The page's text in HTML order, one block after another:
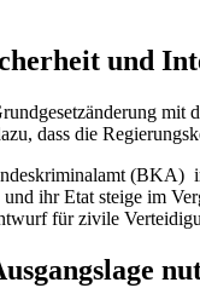
und
mit
dass die
(BKA)
und ihrEtat steige im
für zivile